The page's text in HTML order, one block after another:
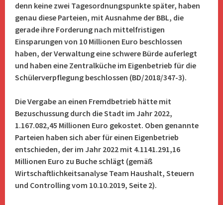
denn keine zwei Tagesordnungspunkte später, haben
genau diese Parteien, mit Ausnahme der BBL, die
gerade ihre Forderung nach mittelfristigen
Einsparungen von 10 Millionen Euro beschlossen
haben, der Verwaltung eine schwere Bürde auferlegt
und haben eine Zentralküche im Eigenbetrieb für die
Schülerverpflegung beschlossen (BD/2018/347-3).
Die Vergabe an einen Fremdbetrieb hätte mit
Bezuschussung durch die Stadt im Jahr 2022,
1.167.082,45 Millionen Euro gekostet. Oben genannte
Parteien haben sich aber für einen Eigenbetrieb
entschieden, der im Jahr 2022 mit 4.1141.291,16
Millionen Euro zu Buche schlägt (gemäß
Wirtschaftlichkeitsanalyse Team Haushalt, Steuern
und Controlling vom 10.10.2019, Seite 2).